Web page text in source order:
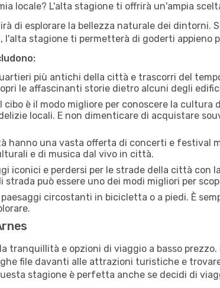
locale? L'alta stagione ti offrirà un'ampia
di esplorare la bellezza naturale dei dintorni.
stagione ti permetterà di goderti appieno
più antichi della città e trascorri del
le affascinanti storie dietro alcuni degli
cibo è il modo migliore per conoscere la cultura
locali. E non dimenticare di acquistare
hanno una vasta offerta di concerti e festival
e di musica dal vivo in città.
iconici e perdersi per le strade della città con
può essere uno dei modi migliori per
paesaggi circostanti in bicicletta o a piedi. È
tranquillità e opzioni di viaggio a basso
file davanti alle attrazioni turistiche e
stagione è perfetta anche se decidi di